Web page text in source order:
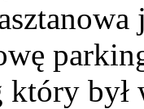
który był